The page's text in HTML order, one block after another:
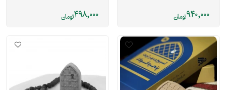
940,000تومان 498,000تومان